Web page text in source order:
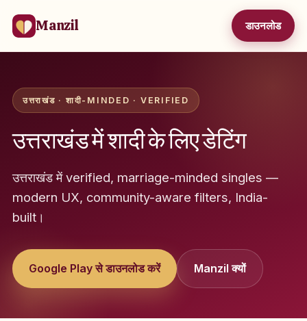
Manzil डाउनलोड
उत्तराखंड · शादी-MINDED · VERIFIED
उत्तराखंड में शादी के लिए डेटिंग
उत्तराखंड में verified, marriage-minded singles —
modern UX, community-aware filters, India-
built।
Google Play से डाउनलोड करें Manzil क्यों